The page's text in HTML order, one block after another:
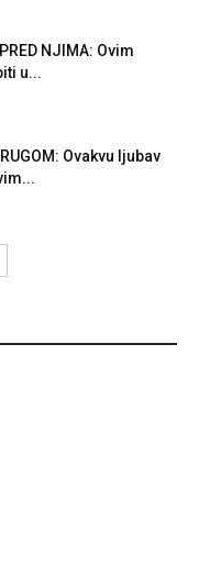
NJIMA: Ovim
u...
Ovakvu ljubav